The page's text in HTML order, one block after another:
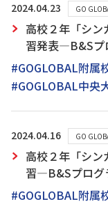
2024.04.23 GO
高校２年「シン
習発表―B&Sプ
#GOGLOBAL附属
#GOGLOBAL中央
2024.04.16 GO
高校２年「シン
習―B&Sプログ
#GOGLOBAL附属